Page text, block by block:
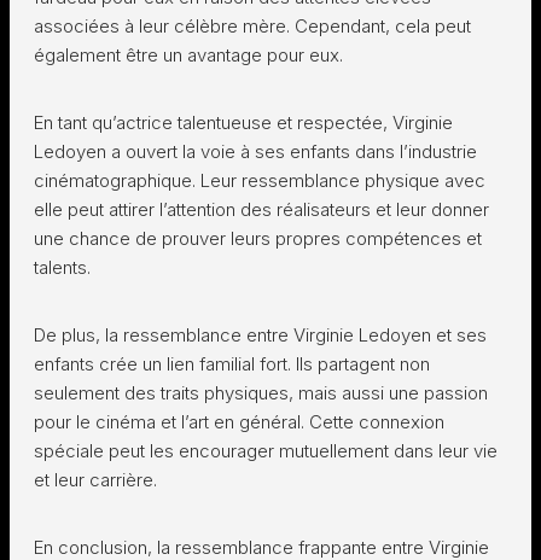
associées à leur célèbre mère. Cependant, cela peut
également être un avantage pour eux.
En tant qu’actrice talentueuse et respectée, Virginie
Ledoyen a ouvert la voie à ses enfants dans l’industrie
cinématographique. Leur ressemblance physique avec
elle peut attirer l’attention des réalisateurs et leur donner
une chance de prouver leurs propres compétences et
talents.
De plus, la ressemblance entre Virginie Ledoyen et ses
enfants crée un lien familial fort. Ils partagent non
seulement des traits physiques, mais aussi une passion
pour le cinéma et l’art en général. Cette connexion
spéciale peut les encourager mutuellement dans leur vie
et leur carrière.
En conclusion, la ressemblance frappante entre Virginie